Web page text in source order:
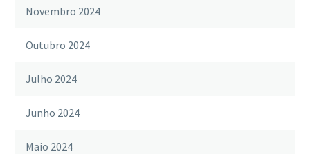
Novembro 2024
Outubro 2024
Julho 2024
Junho 2024
Maio 2024